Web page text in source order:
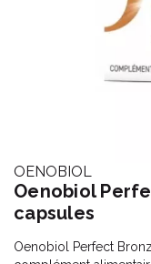
OENOBIOL
Oenobiol
capsules
Oenobiol Perfect